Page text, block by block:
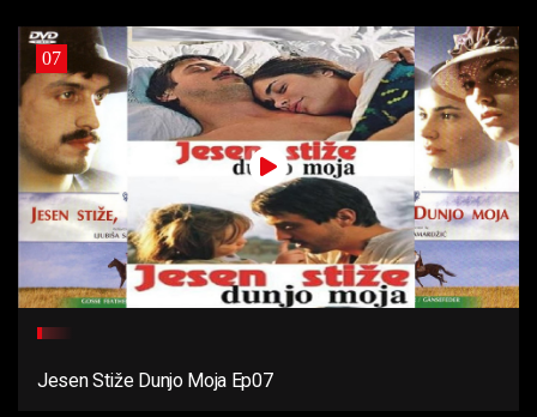
07
Jesen Stiže Dunjo Moja Ep07